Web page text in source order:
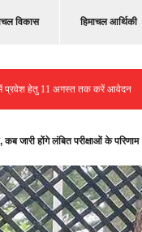
विकास हिमाचल आर्थिकी
हेतु 11 अगस्त तक करें आवेदन •
जारी होंगे लंबित परीक्षाओं के